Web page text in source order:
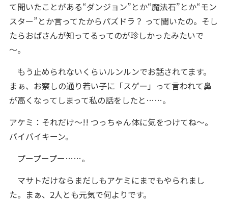
て聞いたことがある“ダンジョン”とか“魔法石”とか“モン
スター”とか言ってたからパズドラ？ って聞いたの。そし
たらおばさんが知ってるってのが珍しかったみたいで
～。
もう止められないくらいルンルンでお話されてます。
まぁ、お察しの通り若い子に「スゲー」って言われて鼻
が高くなってしまって私の話をしたと……。
アケミ：それだけ～!! つっちゃん体に気をつけてね～。
バイバイキーン。
プープープー……。
マサトだけならまだしもアケミにまでもやられまし
た。まぁ、2人とも元気で何よりです。